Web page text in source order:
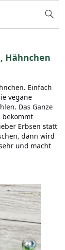
Hähnchen
Einfach
vegane
Das Ganze
Erbsen statt
dann wird
und macht